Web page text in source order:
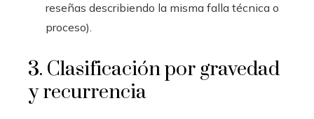
reseñas describiendo la misma falla técnica o
proceso).
3. Clasificación por gravedad
y recurrencia